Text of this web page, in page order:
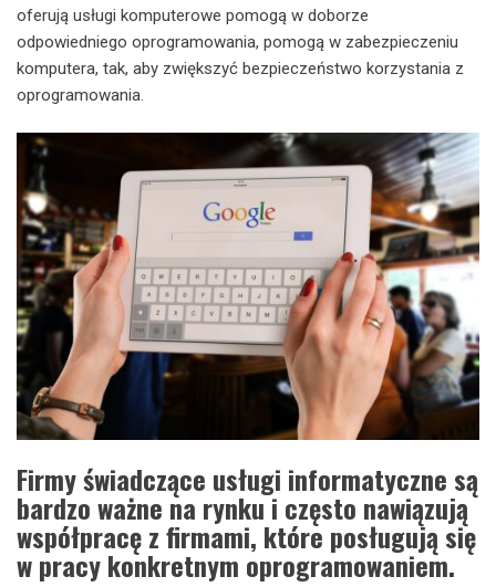
oferują usługi komputerowe pomogą w doborze
odpowiedniego oprogramowania, pomogą w zabezpieczeniu
komputera, tak, aby zwiększyć bezpieczeństwo korzystania z
oprogramowania.
Firmy świadczące usługi informatyczne są
bardzo ważne na rynku i często nawiązują
współpracę z firmami, które posługują się
w pracy konkretnym oprogramowaniem.